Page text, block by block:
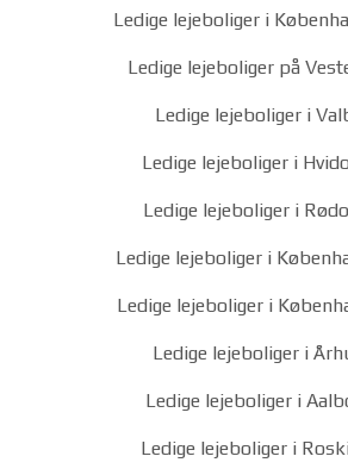
Ledige lejeboliger i
Ledige lejeboliger på
Ledige lejeboliger i
Ledige lejeboliger i
Ledige lejeboliger i
Ledige lejeboliger i
Ledige lejeboliger i
Ledige lejeboliger i
Ledige lejeboliger i
Ledige lejeboliger i